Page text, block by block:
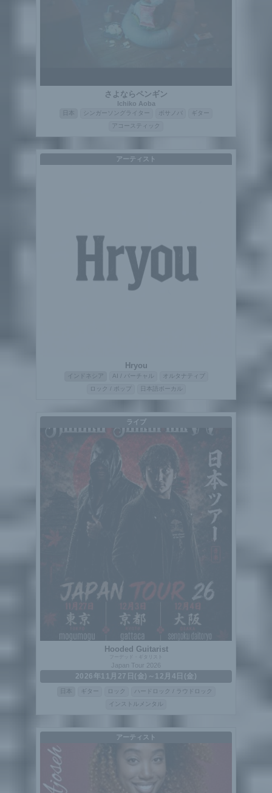
さよならペンギン
Ichiko Aoba
シンガーソングライター ボサノバ
ギター
アコースティック
アーティスト
Hryou
インドネシア AI / バーチャル
オルタナティブ
ロック / ポップ
日本語ボーカル
ライブ
Hooded Guitarist
フーデッド・ギタリスト
Japan Tour 2026
2026年11月27日(金)～12月4日(金)
ギター ロック
ハードロック / ラウドロック
インストルメンタル
アーティスト